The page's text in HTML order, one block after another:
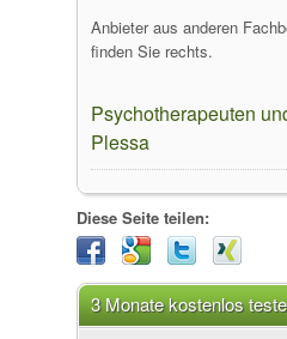
Anbieter aus anderen
finden Sie rechts.
Psychotherapeuten
Plessa
Diese Seite teilen:
3 Monate kostenlos